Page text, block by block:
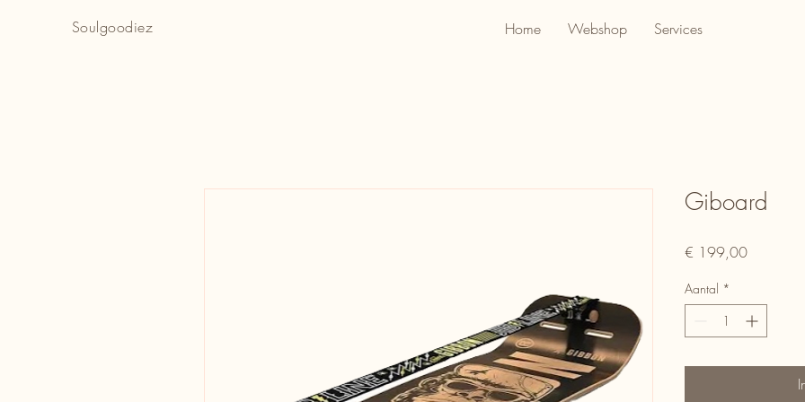
Soulgoodiez Home Webshop Services
Giboard
€ 199,00Prijs
Aantal *